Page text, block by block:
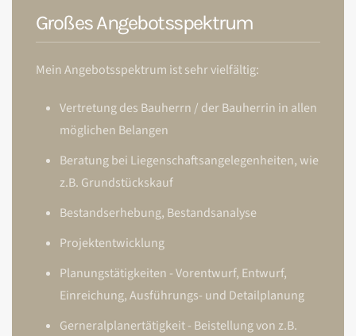
Großes Angebotsspektrum
Mein Angebotsspektrum ist sehr vielfältig:
Vertretung des Bauherrn / der Bauherrin in allen
möglichen Belangen
Beratung bei Liegenschaftsangelegenheiten, wie
z.B. Grundstückskauf
Bestandserhebung, Bestandsanalyse
Projektentwicklung
Planungstätigkeiten - Vorentwurf, Entwurf,
Einreichung, Ausführungs- und Detailplanung
Gerneralplanertätigkeit - Beistellung von z.B.